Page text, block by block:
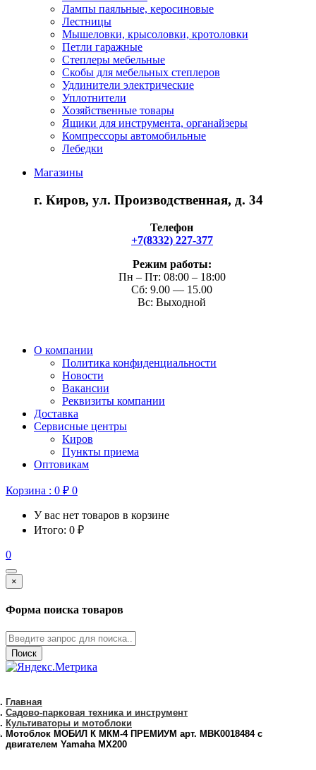
Лампы паяльные, керосиновые
Лестницы
Мышеловки, крысоловки, кротоловки
Петли гаражные
Степлеры мебельные
Скобы для мебельных степлеров
Удлинители электрические
Уплотнители
Хозяйственные товары
Ящики для инструмента, органайзеры
Компрессоры автомобильные
Лебедки
Магазины
г. Киров, ул. Производственная, д. 34
Телефон
+7(8332) 227-377
Режим работы:
Пн – Пт: 08:00 – 18:00
Сб: 9.00 — 15.00
Вс: Выходной
О компании
Политика конфиденциальности
Новости
Вакансии
Реквизиты компании
Доставка
Сервисные центры
Киров
Пункты приема
Оптовикам
Корзина : 0 ₽ 0
У вас нет товаров в корзине
Итого: 0 ₽
0
×
Форма поиска товаров
Поиск
Главная
Садово-парковая техника и инструмент
Культиваторы и мотоблоки
Мотоблок МОБИЛ К МКМ-4 ПРЕМИУМ арт. MBK0018484 с
двигателем Yamaha MX200